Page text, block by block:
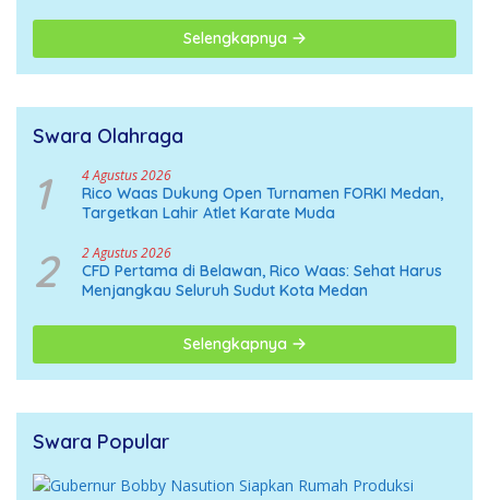
Selengkapnya
Swara Olahraga
1 4 Agustus 2026
Rico Waas Dukung Open Turnamen FORKI Medan,
Targetkan Lahir Atlet Karate Muda
2 2 Agustus 2026
CFD Pertama di Belawan, Rico Waas: Sehat Harus
Menjangkau Seluruh Sudut Kota Medan
Selengkapnya
Swara Popular